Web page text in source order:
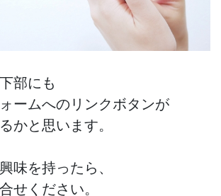
部にも
ームへのリンクボタンが
かと思います。
味を持ったら、
せください。